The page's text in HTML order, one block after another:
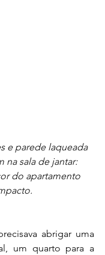
e parede laqueada
na sala de jantar:
do apartamento
abrigar uma
um quarto para a